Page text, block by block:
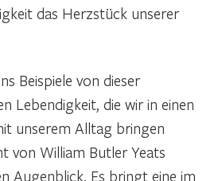
das Herzstück unserer
Beispiele von dieser
Lebendigkeit, die wir in einen
unserem Alltag bringen
von William Butler Yeats
Augenblick. Es bringt eine im